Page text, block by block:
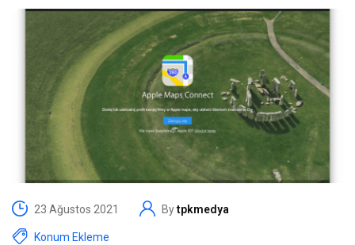
23 Ağustos 2021 Bytpkmedya
Konum Ekleme